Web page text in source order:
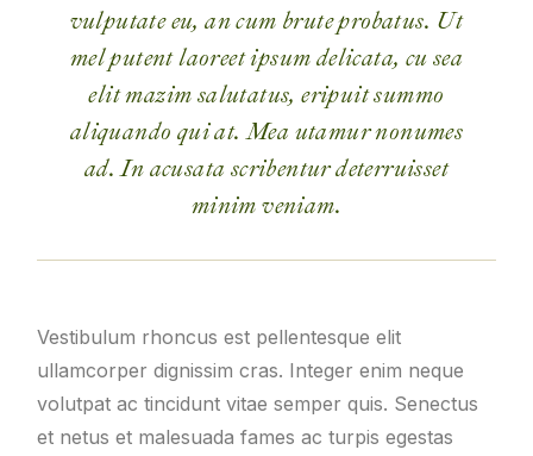
vulputate eu, an cum brute probatus. Ut
mel putent laoreet ipsum delicata, cu sea
elit mazim salutatus, eripuit summo
aliquando qui at. Mea utamur nonumes
ad. In acusata scribentur deterruisset
minim veniam.
Vestibulum rhoncus est pellentesque elit
ullamcorper dignissim cras. Integer enim neque
volutpat ac tincidunt vitae semper quis. Senectus
et netus et malesuada fames ac turpis egestas